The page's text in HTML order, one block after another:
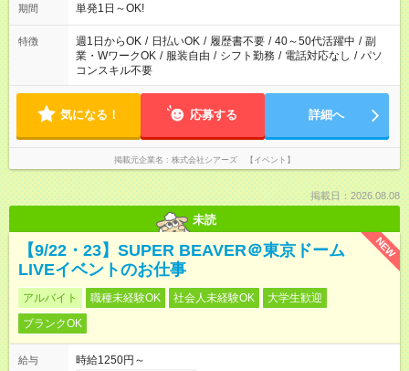
期間 単発1日～OK!
特徴 週1日からOK / 日払いOK / 履歴書不要 / 40～50代活躍中 / 副
業・WワークOK / 服装自由 / シフト勤務 / 電話対応なし / パソ
コンスキル不要
気になる！ 応募する 詳細へ
掲載元企業名 株式会社シアーズ 【イベント】
掲載日：2026.08.08
未読
NEW
【9/22・23】SUPER BEAVER＠東京ドーム
LIVEイベントのお仕事
アルバイト 職種未経験OK 社会人未経験OK
大学生歓迎
ブランクOK
給与
時給1250円～